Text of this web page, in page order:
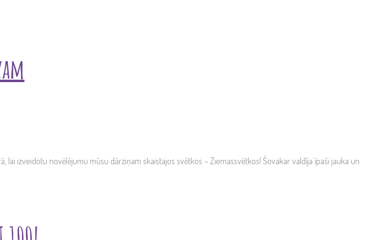
lai izveidotu novēlējumu mūsu dārziņam skaistajos svētkos – Ziemassvētkos! Šovakar valdīja īpaši jauka un